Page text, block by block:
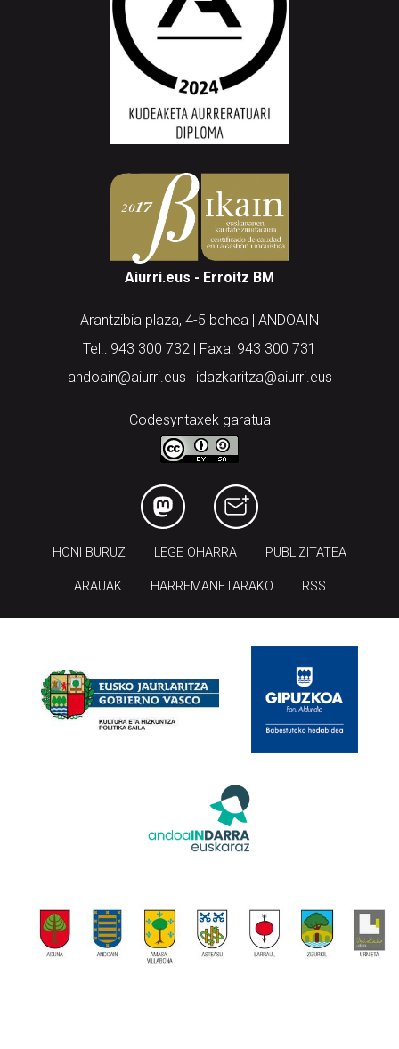
Aiurri.eus - Erroitz BM
Arantzibia plaza, 4-5 behea | ANDOAIN
Tel.: 943 300 732 | Faxa: 943 300 731
andoain@aiurri.eus | idazkaritza@aiurri.eus
Codesyntaxek garatua
HONI BURUZ LEGE OHARRA PUBLIZITATEA
ARAUAK HARREMANETARAKO RSS